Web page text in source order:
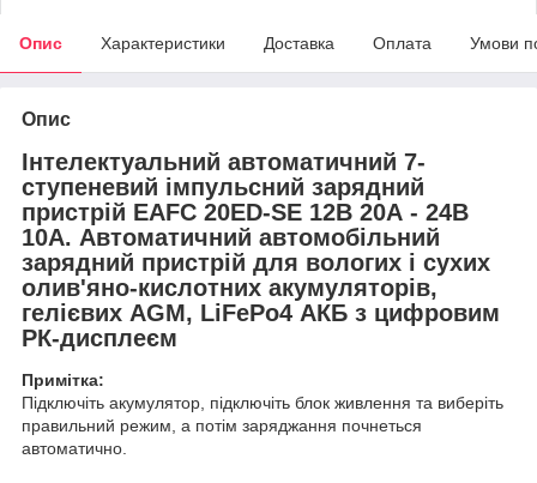
Опис Характеристики Доставка Оплата Умови
Опис
Інтелектуальний автоматичний 7-
ступеневий імпульсний зарядний
пристрій EAFC 20ED-SE 12В 20А - 24B
10A. Автоматичний автомобільний
зарядний пристрій для вологих і сухих
олив'яно-кислотних акумуляторів,
гелієвих AGM, LiFePo4 АКБ з цифровим
РК-дисплеєм
Примітка:
Підключіть акумулятор, підключіть блок живлення та виберіть
правильний режим, а потім заряджання почнеться
автоматично.